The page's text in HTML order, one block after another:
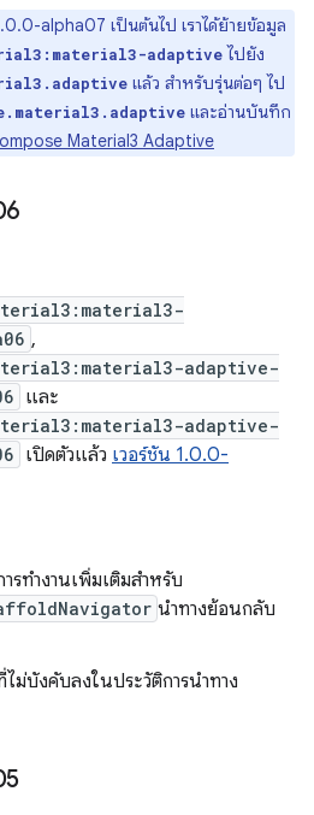
alpha07 เป็นต้นไป เราได้ย้ายข้อมูล
adaptive ไปยัง
แล้ว สำหรับรุ่นต่อๆ ไป
และอ่านบันทึก
Material3 Adaptive
,
adaptive-
และ
adaptive-
เปิดตัวแล้ว เวอร์ชัน 1.0.0-
ทำงานเพิ่มเติมสำหรับ
นำทางย้อนกลับ
ม่บังคับลงในประวัติการนำทาง